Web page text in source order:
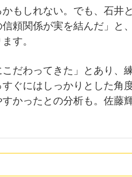
もしれない。でも、石井と
頼関係が実を結んだ」と、
す。
だわってきた」とあり、
ぐにはしっかりとした角
かったとの分析も。佐藤